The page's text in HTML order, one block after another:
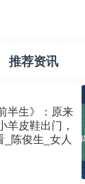
推荐资讯
半生》：原来
羊皮鞋出门，
陈俊生_女人